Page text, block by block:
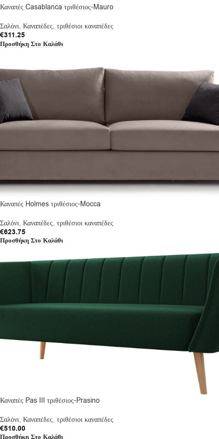
Καναπές Casablanca τριθέσιος-Mauro
Σαλόνι, Καναπέδες, τριθέσιοι καναπέδες
€311.25
Προσθήκη Στο Καλάθι
Καναπές Holmes τριθέσιος-Mocca
Σαλόνι, Καναπέδες, τριθέσιοι καναπέδες
€623.75
Προσθήκη Στο Καλάθι
Καναπές Pas III τριθέσιος-Prasino
Σαλόνι, Καναπέδες, τριθέσιοι καναπέδες
€510.00
Προσθήκη Στο Καλάθι